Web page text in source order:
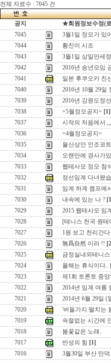
전체 자료수 : 7045 건
공지
★회원정보수정(
7045
3월1일 정모가 있
7044
황진이 시조
7043
3월1일 삼일만세
7042
2016년 송년모임
7041
일본 후쿠오카 친
7040
2016년 10월 29일
7039
2016년 강원도정
7038
=5월정모공지= [1]
7037
시작의 처음에서 ,,,
7036
=4월정모공지=
7035
울산상안 인조코
7034
오랜만에 경사가
7033
웹테사모 정모 참
7032
정선임계 다녀왔
7031
임계 하계 캠프에
7030
내속에 있는 나 ?
7029
2015 웹테사모 임
7028
[테니스 천국 원
7027
1원 보고 천리간
7026
無爲自然 이라 !!
7025
금정실내외테니
7024
올해는 휴식이다..
7023
제1회 토론토 중
7022
2014년 임계 여름
7021
2014년 6월 29일
7020
'버들가지 떨치는
7019
속절없는 시간에
7018
봄꽃같은 노래..
7017
반성의 힘 [1]
7016
3월30일 부산 만